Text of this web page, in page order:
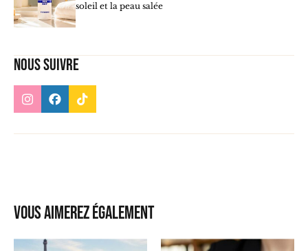
soleil et la peau salée
Nous suivre
Vous aimerez également